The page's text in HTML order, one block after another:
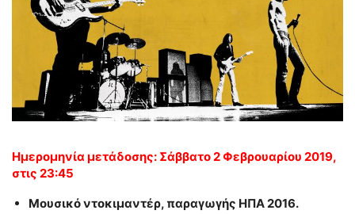
Ημερομηνία μετάδοσης: Σάββατο 2 Φεβρουαρίου 2019,
στις 23:45
Μουσικό ντοκιμαντέρ, παραγωγής ΗΠΑ 2016.